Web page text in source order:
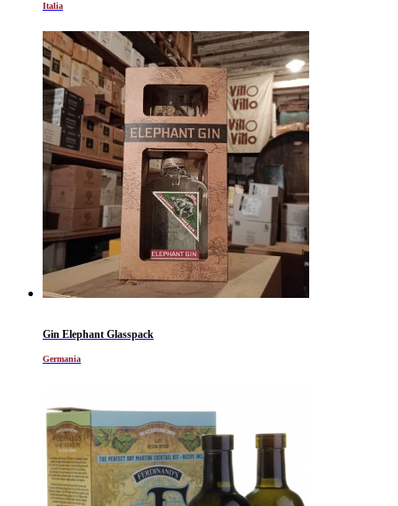
Italia
Gin Elephant Glasspack
Germania